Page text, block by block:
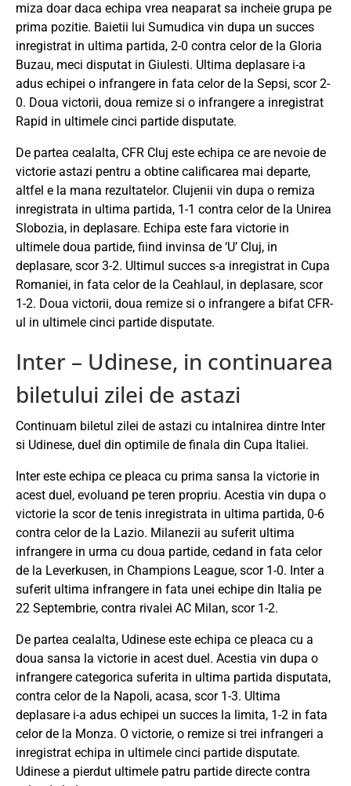
miza doar daca echipa vrea neaparat sa incheie grupa pe
prima pozitie. Baietii lui Sumudica vin dupa un succes
inregistrat in ultima partida, 2-0 contra celor de la Gloria
Buzau, meci disputat in Giulesti. Ultima deplasare i-a
adus echipei o infrangere in fata celor de la Sepsi, scor 2-
0. Doua victorii, doua remize si o infrangere a inregistrat
Rapid in ultimele cinci partide disputate.
De partea cealalta, CFR Cluj este echipa ce are nevoie de
victorie astazi pentru a obtine calificarea mai departe,
altfel e la mana rezultatelor. Clujenii vin dupa o remiza
inregistrata in ultima partida, 1-1 contra celor de la Unirea
Slobozia, in deplasare. Echipa este fara victorie in
ultimele doua partide, fiind invinsa de ‘U’ Cluj, in
deplasare, scor 3-2. Ultimul succes s-a inregistrat in Cupa
Romaniei, in fata celor de la Ceahlaul, in deplasare, scor
1-2. Doua victorii, doua remize si o infrangere a bifat CFR-
ul in ultimele cinci partide disputate.
Inter – Udinese, in continuarea
biletului zilei de astazi
Continuam biletul zilei de astazi cu intalnirea dintre Inter
si Udinese, duel din optimile de finala din Cupa Italiei.
Inter este echipa ce pleaca cu prima sansa la victorie in
acest duel, evoluand pe teren propriu. Acestia vin dupa o
victorie la scor de tenis inregistrata in ultima partida, 0-6
contra celor de la Lazio. Milanezii au suferit ultima
infrangere in urma cu doua partide, cedand in fata celor
de la Leverkusen, in Champions League, scor 1-0. Inter a
suferit ultima infrangere in fata unei echipe din Italia pe
22 Septembrie, contra rivalei AC Milan, scor 1-2.
De partea cealalta, Udinese este echipa ce pleaca cu a
doua sansa la victorie in acest duel. Acestia vin dupa o
infrangere categorica suferita in ultima partida disputata,
contra celor de la Napoli, acasa, scor 1-3. Ultima
deplasare i-a adus echipei un succes la limita, 1-2 in fata
celor de la Monza. O victorie, o remize si trei infrangeri a
inregistrat echipa in ultimele cinci partide disputate.
Udinese a pierdut ultimele patru partide directe contra